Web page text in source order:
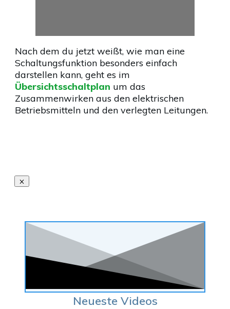
Nach dem du jetzt weißt, wie man eine
Schaltungsfunktion besonders einfach
darstellen kann, geht es im
Übersichtsschaltplan um das
Zusammenwirken aus den elektrischen
Betriebsmitteln und den verlegten Leitungen.
Neueste Videos